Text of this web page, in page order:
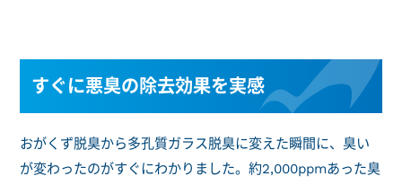
すぐに悪臭の除去効果を実感
おがくず脱臭から多孔質ガラス脱臭に変えた瞬間に、臭い
が変わったのがすぐにわかりました。約2,000ppmあった臭